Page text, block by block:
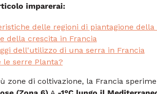
imparerai:
delle regioni di piantagione della
della crescita in Francia
dell'utilizzo di una serra in Francia
le serre Planta?
zone di coltivazione, la Francia